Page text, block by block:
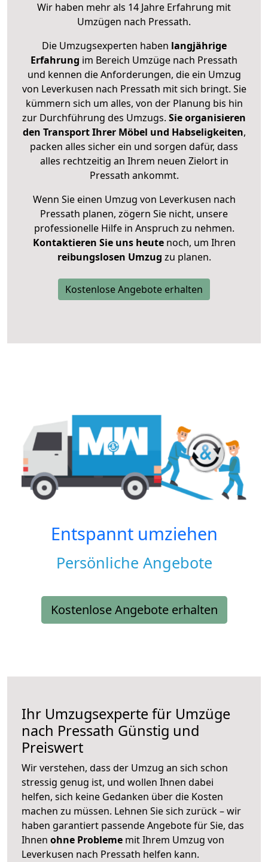
Wir haben mehr als 14 Jahre Erfahrung mit
Umzügen nach Pressath.
Die Umzugsexperten haben langjährige
Erfahrung im Bereich Umzüge nach Pressath
und kennen die Anforderungen, die ein Umzug
von Leverkusen nach Pressath mit sich bringt. Sie
kümmern sich um alles, von der Planung bis hin
zur Durchführung des Umzugs. Sie organisieren
den Transport Ihrer Möbel und Habseligkeiten,
packen alles sicher ein und sorgen dafür, dass
alles rechtzeitig an Ihrem neuen Zielort in
Pressath ankommt.
Wenn Sie einen Umzug von Leverkusen nach
Pressath planen, zögern Sie nicht, unsere
professionelle Hilfe in Anspruch zu nehmen.
Kontaktieren Sie uns heutenoch, um Ihren
reibungslosen Umzug zu planen.
Kostenlose Angebote erhalten
Entspannt umziehen
Persönliche Angebote
Kostenlose Angebote erhalten
Ihr Umzugsexperte für Umzüge
nach Pressath Günstig und
Preiswert
Wir verstehen, dass der Umzug an sich schon
stressig genug ist, und wollen Ihnen dabei
helfen, sich keine Gedanken über die Kosten
machen zu müssen. Lehnen Sie sich zurück – wir
haben garantiert passende Angebote für Sie, das
Ihnen ohne Probleme mit Ihrem Umzug von
Leverkusen nach Pressath helfen kann.